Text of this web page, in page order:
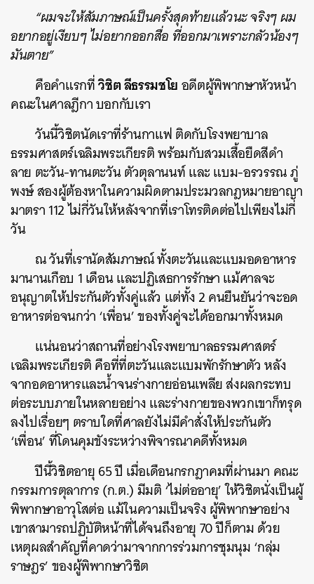
“ผมจะให้สัมภาษณ์เป็นครั้งสุดท้ายแล้วนะ จริงๆ ผม
อยากอยู่เงียบๆ ไม่อยากออกสื่อ ที่ออกมาเพราะกลัวน้องๆ
มันตาย”
คือคำแรกที่วิชิต ลีธรรมชโยอดีตผู้พิพากษาหัวหน้า
คณะในศาลฎีกา บอกกับเรา
วันนี้วิชิตนัดเราที่ร้านกาแฟ ติดกับโรงพยาบาล
ธรรมศาสตร์เฉลิมพระเกียรติ พร้อมกับสวมเสื้อยืดสีดำ
ลาย ตะวัน-ทานตะวัน ตัวตุลานนท์ และ แบม-อรวรรณ ภู่
พงษ์ สองผู้ต้องหาในความผิดตามประมวลกฎหมายอาญา
มาตรา 112 ไม่กี่วันให้หลังจากที่เราโทรติดต่อไปเพียงไม่กี่
วัน
ณ​ วันที่เรานัดสัมภาษณ์ ทั้งตะวันและแบมอดอาหาร
มานานเกือบ 1 เดือน และปฏิเสธการรักษา แม้ศาลจะ
อนุญาตให้ประกันตัวทั้งคู่แล้ว แต่ทั้ง 2 คนยืนยันว่าจะอด
อาหารต่อจนกว่า ‘เพื่อน’ ของทั้งคู่จะได้ออกมาทั้งหมด
แน่นอนว่าสถานที่อย่างโรงพยาบาลธรรมศาสตร์
เฉลิมพระเกียรติ คือที่ที่ตะวันและแบมพักรักษาตัว หลัง
จากอดอาหารและน้ำจนร่างกายอ่อนเพลีย ส่งผลกระทบ
ต่อระบบภายในหลายอย่าง และร่างกายของพวกเขาก็ทรุด
ลงไปเรื่อยๆ ตราบใดที่ศาลยังไม่มีคำสั่งให้ประกันตัว
‘เพื่อน’ ที่โดนคุมขังระหว่างพิจารณาคดีทั้งหมด
ปีนี้วิชิตอายุ 65 ปี เมื่อเดือนกรกฎาคมที่ผ่านมา คณะ
กรรมการตุลาการ (ก.ต.) มีมติ ‘ไม่ต่ออายุ’ ให้วิชิตนั่งเป็นผู้
พิพากษาอาวุโสต่อ แม้ในความเป็นจริง ผู้พิพากษาอย่าง
เขาสามารถปฏิบัติหน้าที่ได้จนถึงอายุ 70 ปีก็ตาม ด้วย
เหตุผลสำคัญที่คาดว่ามาจากการร่วมการชุมนุม ‘กลุ่ม
ราษฎร’ ของผู้พิพากษาวิชิต